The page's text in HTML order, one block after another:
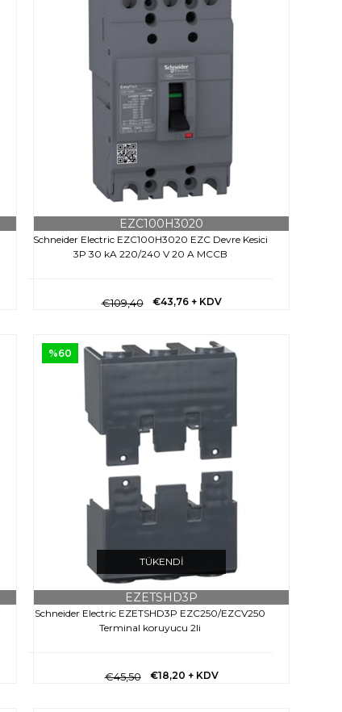
Schneider Electric EZC100H3020 EZC Devre Kesici
3P 30 kA 220/240 V 20 A MCCB
EZC100H3020
€43,76 + KDV
€109,40
TÜKENDI
Schneider Electric EZETSHD3P EZC250/EZCV250
Terminal koruyucu 2li
EZETSHD3P
€18,20 + KDV
€45,50
%60